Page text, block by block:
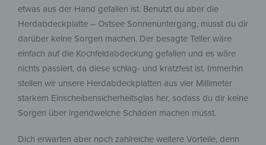
etwas aus der Hand gefallen ist. Benutzt du aber die
Herdabdeckplatte – Ostsee Sonnenuntergang, musst du dir
darüber keine Sorgen machen. Der besagte Teller wäre
einfach auf die Kochfeldabdeckung gefallen und es wäre
nichts passiert, da diese schlag- und kratzfest ist. Immerhin
stellen wir unsere Herdabdeckplatten aus vier Millimeter
starkem Einscheibensicherheitsglas her, sodass du dir keine
Sorgen über irgendwelche Schäden machen musst.
Dich erwarten aber noch zahlreiche weitere Vorteile, denn